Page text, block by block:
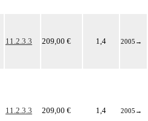
11.2.3.3 209,00 € 1,4 2005 →
11.2.3.3 209,00 € 1,4 2005 →